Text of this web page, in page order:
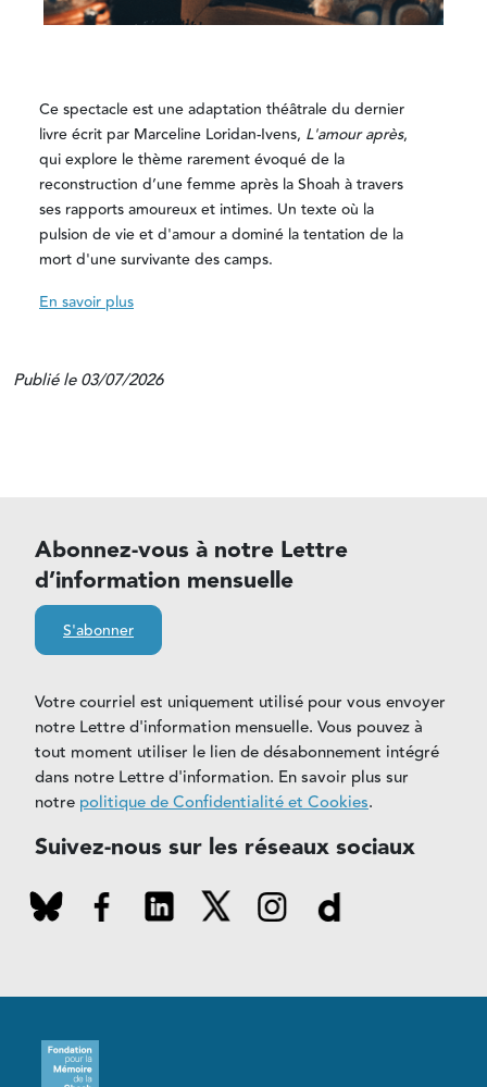
Ce spectacle est une adaptation théâtrale du dernier
livre écrit par Marceline Loridan-Ivens, L'amour après,
qui explore le thème rarement évoqué de la
reconstruction d’une femme après la Shoah à travers
ses rapports amoureux et intimes. Un texte où la
pulsion de vie et d'amour a dominé la tentation de la
mort d'une survivante des camps.
En savoir plus
Publié le 03/07/2026
Abonnez-vous à notre Lettre
d’information mensuelle
S'abonner
Votre courriel est uniquement utilisé pour vous envoyer
notre Lettre d'information mensuelle. Vous pouvez à
tout moment utiliser le lien de désabonnement intégré
dans notre Lettre d'information. En savoir plus sur
notre politique de Confidentialité et Cookies.
Suivez-nous sur les réseaux sociaux